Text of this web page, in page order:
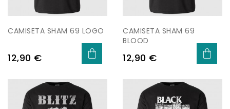
CAMISETA SHAM 69 LOGO
Preu
12,90 €
CAMISETA SHAM 69
BLOOD
Preu
12,90 €